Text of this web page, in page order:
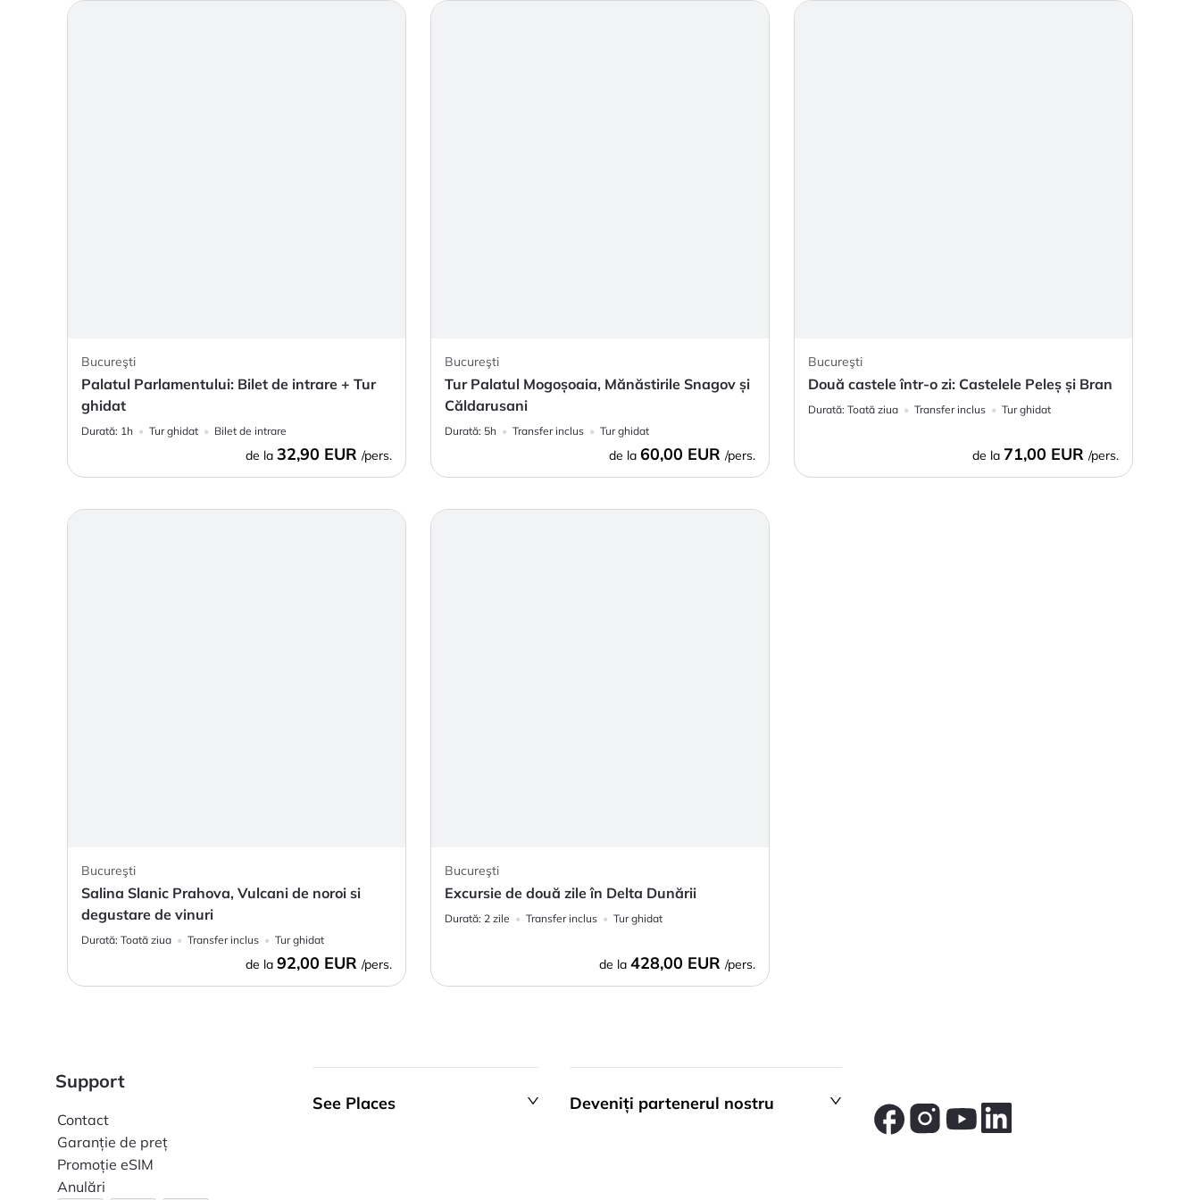
Bucureşti
Palatul Parlamentului: Bilet de intrare + Tur
ghidat
Durată: 1h Tur ghidat Bilet de intrare
de la32,90 EUR /pers.
Bucureşti
Tur Palatul Mogoșoaia, Mănăstirile Snagov și
Căldarusani
Durată: 5h Transfer inclus Tur ghidat
de la 60,00 EUR /pers.
Bucureşti
Două castele într-o zi: Castelele Peleș și Bran
Durată: Toată ziua Transfer inclus Tur ghidat
de la 71,00 EUR /pers.
Bucureşti
Salina Slanic Prahova, Vulcani de noroi si
degustare de vinuri
Durată: Toată ziua Transfer inclus Tur ghidat
de la92,00 EUR /pers.
Bucureşti
Excursie de două zile în Delta Dunării
Durată: 2 zile Transfer inclus Tur ghidat
de la 428,00 EUR /pers.
Support
Contact
Garanție de preț
Promoție eSIM
Anulări
See Places Deveniți partenerul nostru